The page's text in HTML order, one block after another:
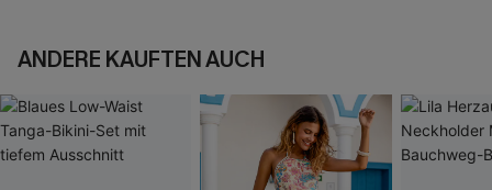
ANDERE KAUFTEN AUCH